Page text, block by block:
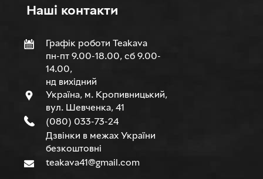
Нашi контакти
Графік роботи Teakava
пн-пт 9.00-18.00, сб 9.00-
14.00,
нд вихідний
Україна, м. Кропивницький,
вул. Шевченка, 41
(080) 033-73-24
Дзвінки в межах України
безкоштовні
teakava41@gmail.com